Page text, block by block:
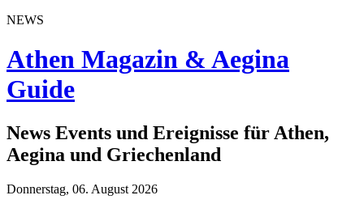
NEWS
Athen Magazin & Aegina
Guide
News Events und Ereignisse für Athen,
Aegina und Griechenland
Donnerstag, 06. August 2026